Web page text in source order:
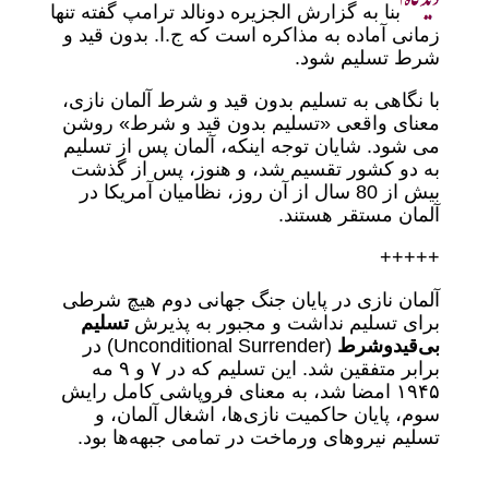
بنا به گزارش الجزیره دونالد ترامپ گفته تنها
زمانی آماده به مذاکره است که ج.ا. بدون قید و
شرط تسلیم شود.
با نگاهی به تسلیم بدون قید و شرط آلمان نازی،
معنای واقعی «تسلیم بدون قید و شرط» روشن
می شود. شایان توجه اینکه، آلمان پس از تسلیم
به دو کشور تقسیم شد، و هنوز، پس از گذشت
بیش از 80 سال از آن روز، نظامیان آمریکا در
آلمان مستقر هستند.
+++++
آلمان نازی در پایان جنگ جهانی دوم هیچ شرطی
برای تسلیم نداشت و مجبور به پذیرشتسلیم
بی‌قیدوشرط
(Unconditional Surrender) در
برابر متفقین شد. این تسلیم که در ۷ و ۹ مه
۱۹۴۵ امضا شد، به معنای فروپاشی کامل رایش
سوم، پایان حاکمیت نازی‌ها، اشغال آلمان، و
تسلیم نیروهای ورماخت در تمامی جبهه‌ها بود.